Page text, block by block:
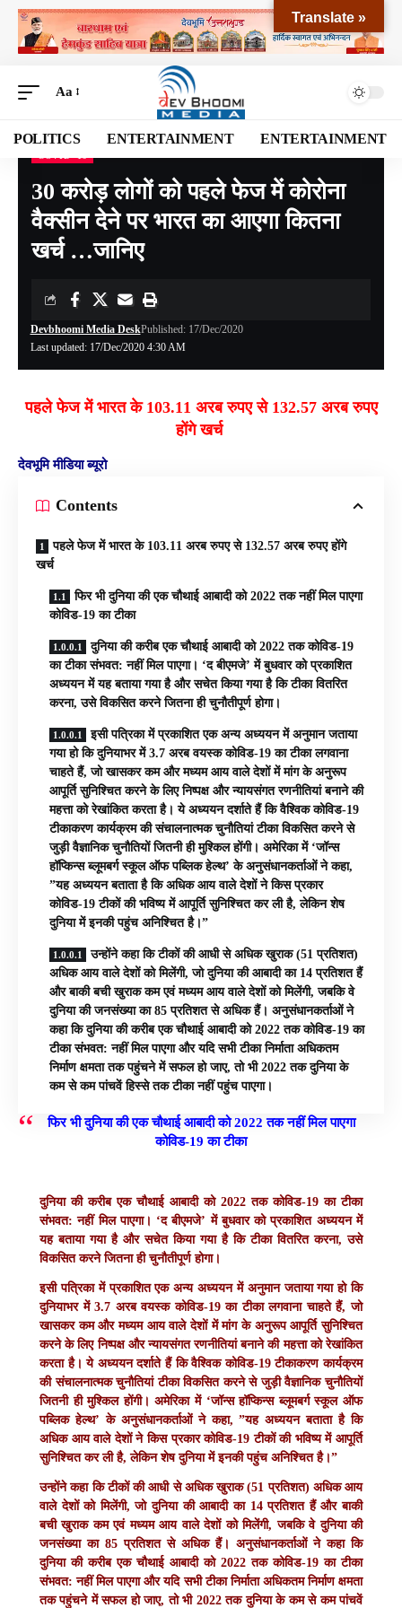
Aa
POLITICS ENTERTAINMENT ENTERTAINMENT
Devbhoomi Media >Blog>NATIONAL>UTTARAKHAND>COVID -19
30 करोड़ लोगों को पहले फेज में कोरोना
वैक्सीन देने पर भारत का आएगा कितना
खर्च …जानिए
Last updated: 17/Dec/2020 4:30 AM
Devbhoomi Media DeskPublished: 17/Dec/2020
पहले फेज मेंभारत के 103.11 अरब रुपए से 132.57 अरब रुपए
होंगे खर्च
देवभूमि मीडिया ब्यूरो
Contents
पहले फेज में भारत के 103.11 अरब रुपए से 132.57 अरब रुपए होंगे
खर्च
फिर भी दुनिया की एक चौथाई आबादी को 2022 तक नहीं मिल पाएगा
कोविड-19 का टीका
दुनिया की करीब एक चौथाई आबादी को 2022 तक कोविड-19
का टीका संभवत: नहीं मिल पाएगा। ‘द बीएमजे’ में बुधवार को प्रकाशित
अध्ययन में यह बताया गया है और सचेत किया गया है कि टीका वितरित
करना, उसे विकसित करने जितना ही चुनौतीपूर्ण होगा।
इसी पत्रिका में प्रकाशित एक अन्य अध्ययन में अनुमान जताया
गया हो कि दुनियाभर में 3.7 अरब वयस्क कोविड-19 का टीका लगवाना
चाहते हैं, जो खासकर कम और मध्यम आय वाले देशों में मांग के अनुरूप
आपूर्ति सुनिश्चित करने के लिए निष्पक्ष और न्यायसंगत रणनीतियां बनाने की
महत्ता को रेखांकित करता है। ये अध्ययन दर्शाते हैं कि वैश्विक कोविड-19
टीकाकरण कार्यक्रम की संचालनात्मक चुनौतियां टीका विकसित करने से
जुड़ी वैज्ञानिक चुनौतियों जितनी ही मुश्किल होंगी। अमेरिका में ‘जॉन्स
हॉप्किन्स ब्लूमबर्ग स्कूल ऑफ पब्लिक हेल्थ’ के अनुसंधानकर्ताओं ने कहा,
”यह अध्ययन बताता है कि अधिक आय वाले देशों ने किस प्रकार
कोविड-19 टीकों की भविष्य में आपूर्ति सुनिश्चित कर ली है, लेकिन शेष
दुनिया में इनकी पहुंच अनिश्चित है।”
उन्होंने कहा कि टीकों की आधी से अधिक खुराक (51 प्रतिशत)
अधिक आय वाले देशों को मिलेंगी, जो दुनिया की आबादी का 14 प्रतिशत हैं
और बाकी बची खुराक कम एवं मध्यम आय वाले देशों को मिलेंगी, जबकि वे
दुनिया की जनसंख्या का 85 प्रतिशत से अधिक हैं। अनुसंधानकर्ताओं ने
कहा कि दुनिया की करीब एक चौथाई आबादी को 2022 तक कोविड-19 का
टीका संभवत: नहीं मिल पाएगा और यदि सभी टीका निर्माता अधिकतम
निर्माण क्षमता तक पहुंचने में सफल हो जाए, तो भी 2022 तक दुनिया के
कम से कम पांचवें हिस्से तक टीका नहीं पहुंच पाएगा।
फिर भी दुनिया की एक चौथाई आबादी को 2022 तक नहीं मिल पाएगा
कोविड-19 का टीका
दुनिया की करीब एक चौथाई आबादी को 2022 तक कोविड-19 का टीका
संभवत: नहीं मिल पाएगा। ‘द बीएमजे’ में बुधवार को प्रकाशित अध्ययन में
यह बताया गया है और सचेत किया गया है कि टीका वितरित करना, उसे
विकसित करने जितना ही चुनौतीपूर्ण होगा।
इसी पत्रिका में प्रकाशित एक अन्य अध्ययन में अनुमान जताया गया हो कि
दुनियाभर में 3.7 अरब वयस्क कोविड-19 का टीका लगवाना चाहते हैं, जो
खासकर कम और मध्यम आय वाले देशों में मांग के अनुरूप आपूर्ति सुनिश्चित
करने के लिए निष्पक्ष और न्यायसंगत रणनीतियां बनाने की महत्ता को रेखांकित
करता है। ये अध्ययन दर्शाते हैं कि वैश्विक कोविड-19 टीकाकरण कार्यक्रम
की संचालनात्मक चुनौतियां टीका विकसित करने से जुड़ी वैज्ञानिक चुनौतियों
जितनी ही मुश्किल होंगी। अमेरिका में ‘जॉन्स हॉप्किन्स ब्लूमबर्ग स्कूल ऑफ
पब्लिक हेल्थ’ के अनुसंधानकर्ताओं ने कहा, ”यह अध्ययन बताता है कि
अधिक आय वाले देशों ने किस प्रकार कोविड-19 टीकों की भविष्य में आपूर्ति
सुनिश्चित कर ली है, लेकिन शेष दुनिया में इनकी पहुंच अनिश्चित है।”
उन्होंने कहा कि टीकों की आधी से अधिक खुराक (51 प्रतिशत) अधिक आय
वाले देशों को मिलेंगी, जो दुनिया की आबादी का 14 प्रतिशत हैं और बाकी
बची खुराक कम एवं मध्यम आय वाले देशों को मिलेंगी, जबकि वे दुनिया की
जनसंख्या का 85 प्रतिशत से अधिक हैं। अनुसंधानकर्ताओं ने कहा कि
दुनिया की करीब एक चौथाई आबादी को 2022 तक कोविड-19 का टीका
संभवत: नहीं मिल पाएगा और यदि सभी टीका निर्माता अधिकतम निर्माण क्षमता
तक पहुंचने में सफल हो जाए, तो भी 2022 तक दुनिया के कम से कम पांचवें
Translate »